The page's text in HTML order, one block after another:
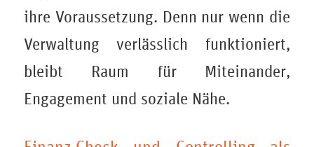
ihre Voraussetzung. Denn nur wenn die
Verwaltung verlässlich funktioniert,
bleibt Raum für Miteinander,
Engagement und soziale Nähe.